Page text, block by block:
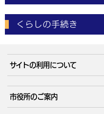
電子申請
体育施設予約状況
くらしの手続き
成人・仕事
住まい・引越
健康・医療
サイトの利用について
市役所のご案内